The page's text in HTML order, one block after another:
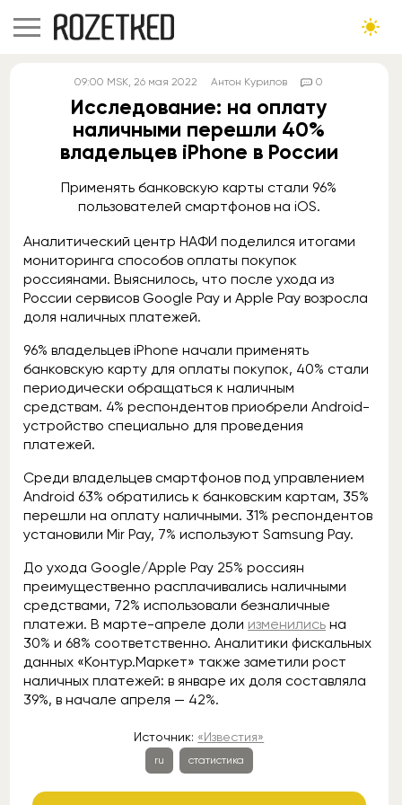
09:00 MSK, 26 мая 2022 Антон Курилов 0
Исследование: на оплату
наличными перешли 40%
владельцев iPhone в России
Применять банковскую карты стали 96%
пользователей смартфонов на iOS.
Аналитический центр НАФИ поделился итогами
мониторинга способов оплаты покупок
россиянами. Выяснилось, что после ухода из
России сервисов Google Pay и Apple Pay возросла
доля наличных платежей.
96% владельцев iPhone начали применять
банковскую карту для оплаты покупок, 40% стали
периодически обращаться к наличным
средствам. 4% респондентов приобрели Android-
устройство специально для проведения
платежей.
Среди владельцев смартфонов под управлением
Android 63% обратились к банковским картам, 35%
перешли на оплату наличными. 31% респондентов
установили Mir Pay, 7% используют Samsung Pay.
До ухода Google/Apple Pay 25% россиян
преимущественно расплачивались наличными
средствами, 72% использовали безналичные
платежи. В марте-апреле доли изменились на
30% и 68% соответственно. Аналитики фискальных
данных «Контур.Маркет» также заметили рост
наличных платежей: в январе их доля составляла
39%, в начале апреля — 42%.
Источник: «Известия»
ru статистика